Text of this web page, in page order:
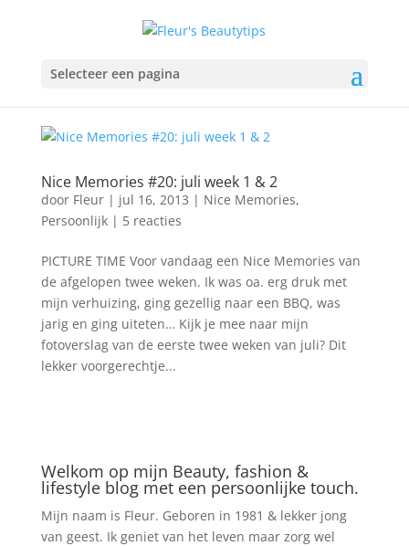
Selecteer een pagina
Nice Memories #20: juli week 1 & 2
door Fleur| jul 16, 2013 | Nice Memories,
Persoonlijk| 5 reacties
PICTURE TIME Voor vandaag een Nice Memories van
de afgelopen twee weken. Ik was oa. erg druk met
mijn verhuizing, ging gezellig naar een BBQ, was
jarig en ging uiteten… Kijk je mee naar mijn
fotoverslag van de eerste twee weken van juli? Dit
lekker voorgerechtje...
Welkom op mijn Beauty, fashion &
lifestyle blog met een persoonlijke touch.
Mijn naam is Fleur. Geboren in 1981 & lekker jong
van geest. Ik geniet van het leven maar zorg wel